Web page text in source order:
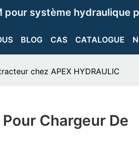
pour système hydraulique
BLOG CAS CATALOGUE
chez APEX HYDRAULIC
Chargeur De